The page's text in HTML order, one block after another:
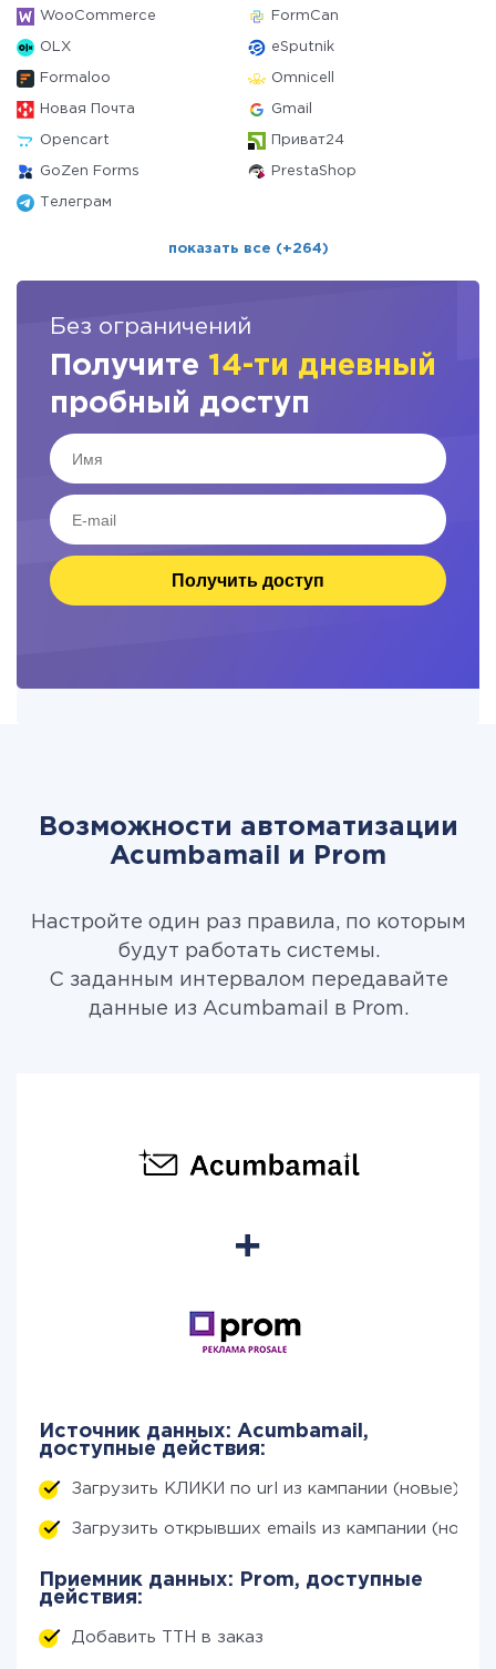
WooCommerce FormCan
OLX eSputnik
Formaloo Omnicell
Новая Почта Gmail
Opencart Приват24
GoZen Forms PrestaShop
Телеграм
показать все (+264)
Без ограничений
Получите 14-ти дневный
пробный доступ
Получить доступ
Возможности автоматизации
Acumbamail и Prom
Настройте один раз правила, по которым
будут работать системы.
С заданным интервалом передавайте
данные из Acumbamail в Prom.
Источник данных: Acumbamail,
доступные действия:
Загрузить КЛИКИ по url из кампании (новые)
Загрузить открывших emails из кампании
Приемник данных: Prom, доступные
действия:
Добавить ТТН в заказ